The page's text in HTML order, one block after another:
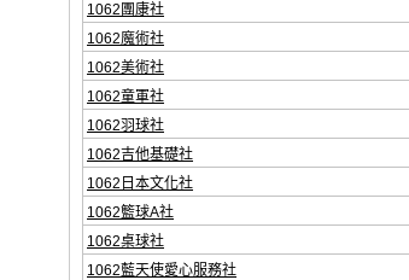
1062團康社
1062魔術社
1062美術社
1062童軍社
1062羽球社
1062吉他基礎社
1062日本文化社
1062籃球A社
1062桌球社
1062藍天使愛心服務社